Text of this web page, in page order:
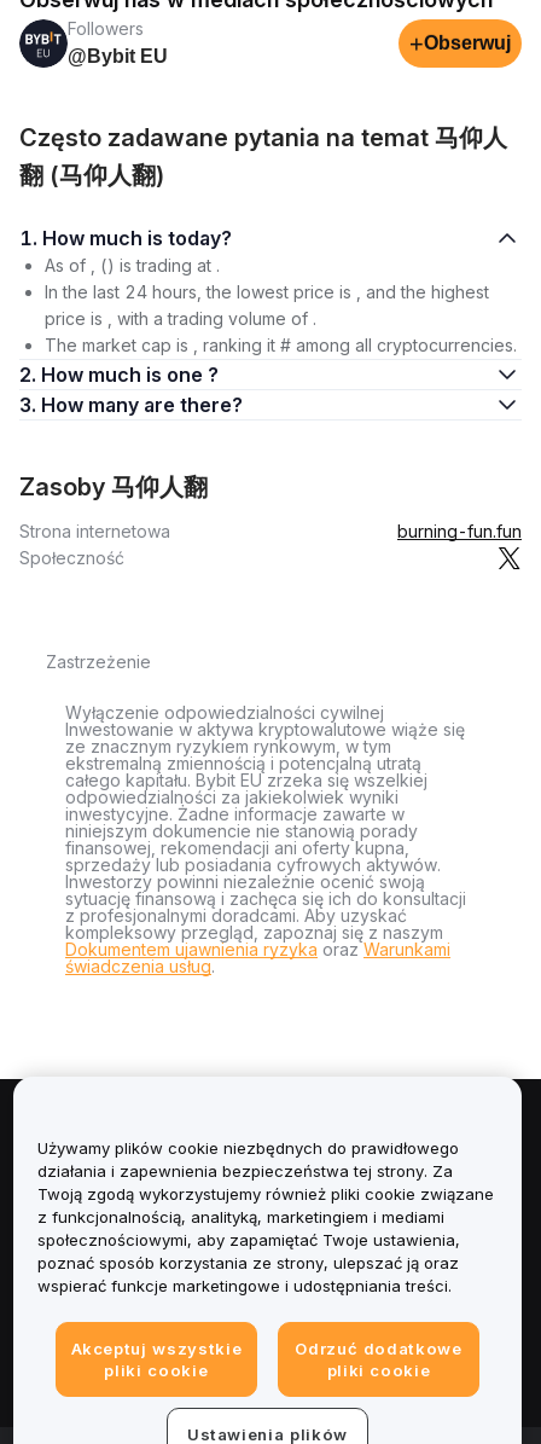
Followers
@Bybit EU
+Obserwuj
Często zadawane pytania na temat 马仰人
翻 (马仰人翻)
1. How much is today?
As of , () is trading at .
In the last 24 hours, the lowest price is , and the highest
price is , with a trading volume of .
The market cap is , ranking it # among all cryptocurrencies.
2. How much is one ?
3. How many are there?
Zasoby 马仰人翻
Strona internetowa
burning-fun.fun
Społeczność
Zastrzeżenie
Wyłączenie odpowiedzialności cywilnej
Inwestowanie w aktywa kryptowalutowe wiąże się
ze znacznym ryzykiem rynkowym, w tym
ekstremalną zmiennością i potencjalną utratą
całego kapitału. Bybit EU zrzeka się wszelkiej
odpowiedzialności za jakiekolwiek wyniki
inwestycyjne. Żadne informacje zawarte w
niniejszym dokumencie nie stanowią porady
finansowej, rekomendacji ani oferty kupna,
sprzedaży lub posiadania cyfrowych aktywów.
Inwestorzy powinni niezależnie ocenić swoją
sytuację finansową i zachęca się ich do konsultacji
z profesjonalnymi doradcami. Aby uzyskać
kompleksowy przegląd, zapoznaj się z naszym
Dokumentem ujawnienia ryzyka orazWarunkami
świadczenia usług.
Informacje
Usługi
Obsługa Klienta
Informacje prawne
Używamy plików cookie niezbędnych do prawidłowego
działania i zapewnienia bezpieczeństwa tej strony. Za
Twoją zgodą wykorzystujemy również pliki cookie związane
z funkcjonalnością, analityką, marketingiem i mediami
społecznościowymi, aby zapamiętać Twoje ustawienia,
poznać sposób korzystania ze strony, ulepszać ją oraz
wspierać funkcje marketingowe i udostępniania treści.
Akceptuj wszystkie
pliki cookie
Odrzuć dodatkowe
pliki cookie
Ustawienia plików